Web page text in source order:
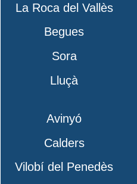
La Roca del Vallès
Begues
Sora
Lluçà
Avinyó
Calders
Vilobí del Penedès